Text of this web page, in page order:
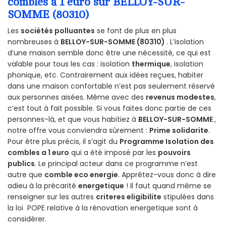
SOMME (80310)
Les sociétés polluantes se font de plus en plus
nombreuses à BELLOY-SUR-SOMME (80310) . L’isolation
d’une maison semble donc être une nécessité, ce qui est
valable pour tous les cas : isolation thermique, isolation
phonique, etc. Contrairement aux idées reçues, habiter
dans une maison confortable n’est pas seulement réservé
aux personnes aisées. Même avec des revenus modestes,
c’est tout à fait possible. Si vous faites donc partie de ces
personnes-là, et que vous habitiez à BELLOY-SUR-SOMME,
notre offre vous conviendra sûrement : Prime solidarite.
Pour être plus précis, il s’agit du Programme Isolation des
combles a 1 euro qui a été imposé par les pouvoirs
publics. Le principal acteur dans ce programme n’est
autre que comble eco energie. Apprêtez-vous donc à dire
adieu à la précarité energetique ! Il faut quand même se
renseigner sur les autres criteres eligibilite stipulées dans
la loi POPE relative à la rénovation energetique sont à
considérer.